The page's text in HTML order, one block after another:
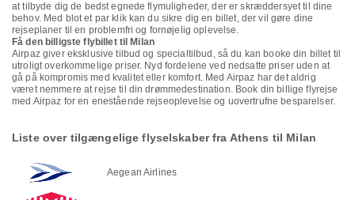
at tilbyde dig de bedst egnede flymuligheder, der er skræddersyet til dine
behov. Med blot et par klik kan du sikre dig en billet, der vil gøre dine
rejseplaner til en problemfri og fornøjelig oplevelse.
Få den billigste flybillet til Milan
Airpaz giver eksklusive tilbud og specialtilbud, så du kan booke din billet til
utroligt overkommelige priser. Nyd fordelene ved nedsatte priser uden at
gå på kompromis med kvalitet eller komfort. Med Airpaz har det aldrig
været nemmere at rejse til din drømmedestination. Book din billige flyrejse
med Airpaz for en enestående rejseoplevelse og uovertrufne besparelser.
Liste over tilgængelige flyselskaber fra Athens til Milan
Aegean Airlines